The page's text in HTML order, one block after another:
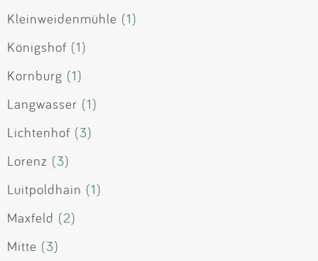
Kleinweidenmühle (1)
Königshof (1)
Kornburg (1)
Langwasser (1)
Lichtenhof (3)
Lorenz (3)
Luitpoldhain (1)
Maxfeld (2)
Mitte (3)